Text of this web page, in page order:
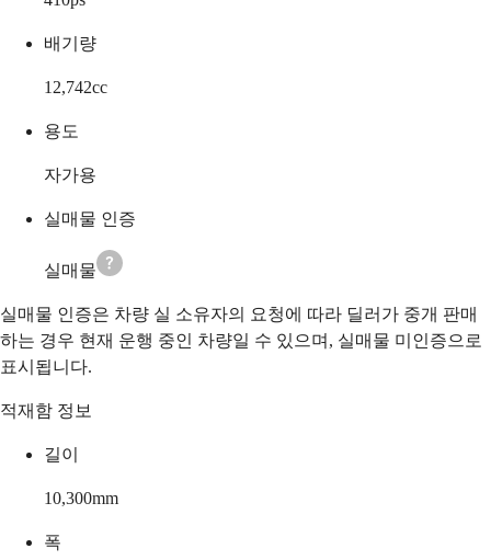
배기량
12,742cc
용도
자가용
실매물 인증
실매물
실매물 인증은 차량 실 소유자의 요청에 따라 딜러가 중개 판매
하는 경우 현재 운행 중인 차량일 수 있으며, 실매물 미인증으로
표시됩니다.
적재함 정보
길이
10,300mm
폭